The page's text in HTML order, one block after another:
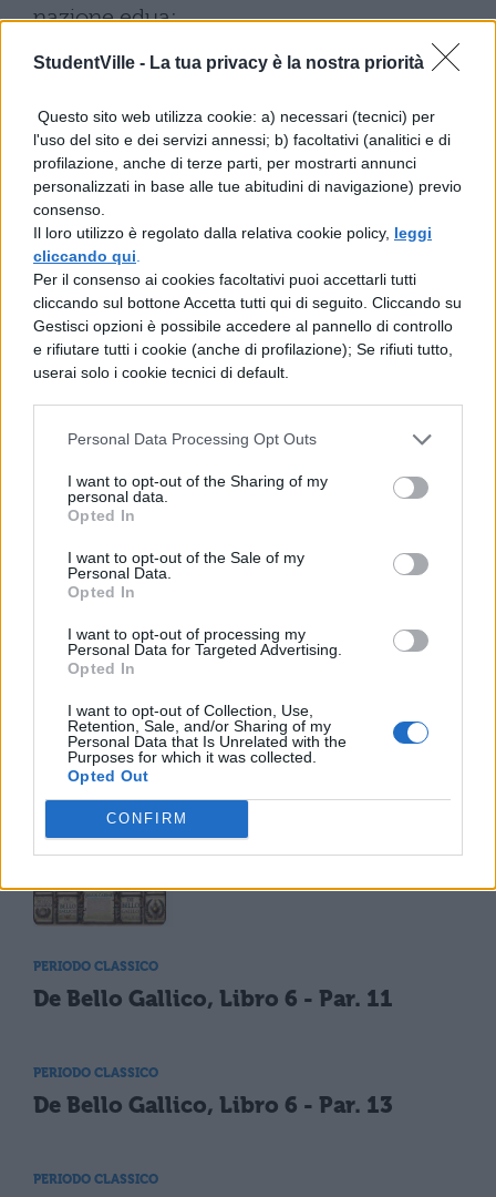
StudentVille - La tua privacy è la nostra priorità
Questo sito web utilizza cookie: a) necessari (tecnici) per
l'uso del sito e dei servizi annessi; b) facoltativi (analitici e di
profilazione, anche di terze parti, per mostrarti annunci
personalizzati in base alle tue abitudini di navigazione) previo
consenso.
Il loro utilizzo è regolato dalla relativa cookie policy, leggi
cliccando qui
Per il consenso ai cookies facoltativi puoi accettarli tutti
cliccando sul bottone Accetta tutti qui di seguito. Cliccando su
Gestisci opzioni è possibile accedere al pannello di controllo
e rifiutare tutti i cookie (anche di profilazione); Se rifiuti tutto,
userai solo i cookie tecnici di default.
Personal Data Processing Opt Outs
I want to opt-out of the Sharing of my
personal data.
Opted In
I want to opt-out of the Sale of my
Personal Data.
Opted In
I want to opt-out of processing my
Personal Data for Targeted Advertising.
Opted In
I want to opt-out of Collection, Use,
Retention, Sale, and/or Sharing of my
Personal Data that Is Unrelated with the
Purposes for which it was collected.
Opted Out
CONFIRM
nazione edua;
spinti dai loro capi, che dicevano che gli
e pativano ogni umiliazione ed oltraggio e
che si erano staccati dagli Edui ed avevano
dichiarato guerra al popolo romano. Quelli
che eran stati i capi di quel piano, poiché
capivano quanto grave danno avevano
recato alla nazione, erano fuggiti in
Britannia. (Che) non solo i Bellovaci
chiedevano, ma anche gli Edui per loro, che
usasse la sua clemenza e mansuetudine
verso di essi. Se lo avesse fatto, il prestigio
degli Edui si sarebbe amplificato presso
tutti i Belgi, dei cui aiuti e mezzi, se fossero
capitate delle guerre, erano soliti fornirsi.
TI POTREBBE INTERESSARE
PERIODO CLASSICO
Cesare: opere e versioni
tradotte
PERIODO CLASSICO
De Bello Gallico, Libro 6 - Par. 11
PERIODO CLASSICO
De Bello Gallico, Libro 6 - Par. 13
PERIODO CLASSICO